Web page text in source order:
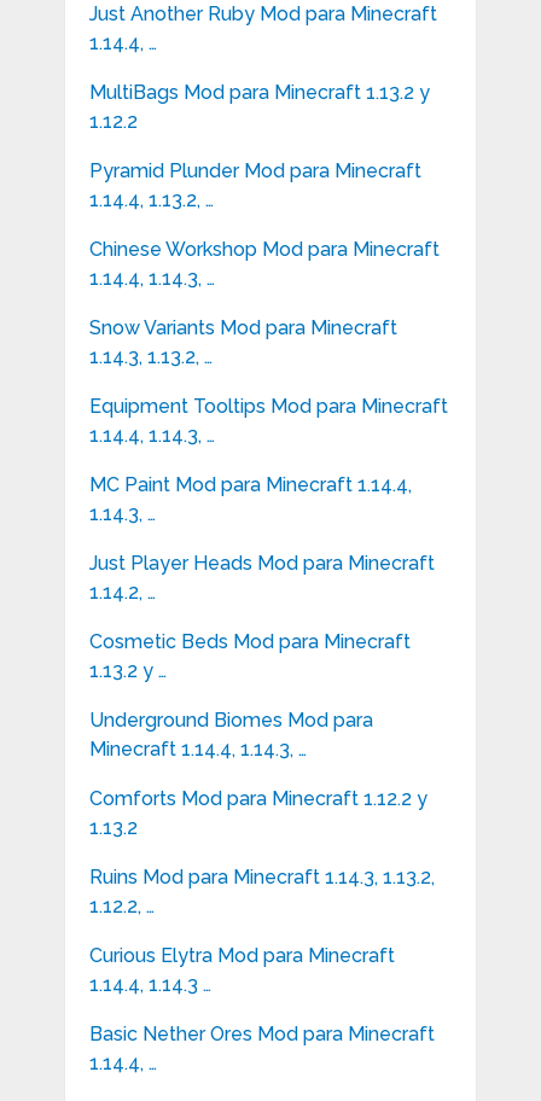
Just Another Ruby Mod para Minecraft
1.14.4, …
MultiBags Mod para Minecraft 1.13.2 y
1.12.2
Pyramid Plunder Mod para Minecraft
1.14.4, 1.13.2, …
Chinese Workshop Mod para Minecraft
1.14.4, 1.14.3, …
Snow Variants Mod para Minecraft
1.14.3, 1.13.2, …
Equipment Tooltips Mod para Minecraft
1.14.4, 1.14.3, …
MC Paint Mod para Minecraft 1.14.4,
1.14.3, …
Just Player Heads Mod para Minecraft
1.14.2, …
Cosmetic Beds Mod para Minecraft
1.13.2 y …
Underground Biomes Mod para
Minecraft 1.14.4, 1.14.3, …
Comforts Mod para Minecraft 1.12.2 y
1.13.2
Ruins Mod para Minecraft 1.14.3, 1.13.2,
1.12.2, …
Curious Elytra Mod para Minecraft
1.14.4, 1.14.3 …
Basic Nether Ores Mod para Minecraft
1.14.4, …